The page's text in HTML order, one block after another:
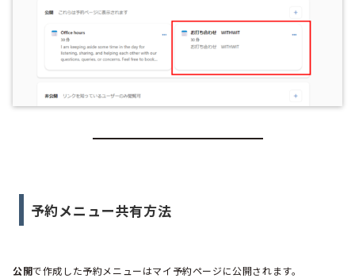
予約メニュー共有方法
公開で作成した予約メニューはマイ予約ページに公開されます。